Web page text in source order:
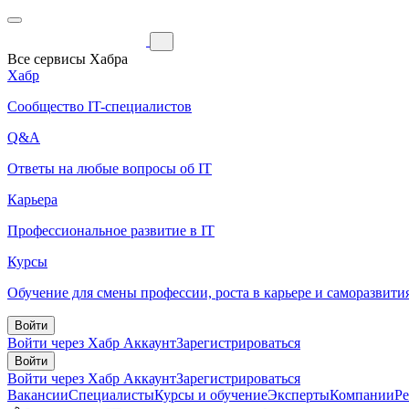
Все сервисы Хабра
Хабр
Сообщество IT-специалистов
Q&A
Ответы на любые вопросы об IT
Карьера
Профессиональное развитие в IT
Курсы
Обучение для смены профессии, роста в карьере и
Войти
Войти через Хабр АккаунтЗарегистрироваться
Войти
Войти через Хабр АккаунтЗарегистрироваться
ВакансииСпециалистыКурсы и обучениеЭкспертыКомпании